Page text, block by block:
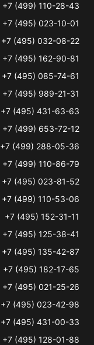
+7 (499) 110-28-43
+7 (495) 023-10-01
+7 (495) 032-08-22
+7 (495) 162-90-81
+7 (495) 085-74-61
+7 (495) 989-21-31
+7 (495) 431-63-63
+7 (499) 653-72-12
+7 (499) 288-05-36
+7 (499) 110-86-79
+7 (495) 023-81-52
+7 (499) 110-53-06
+7 (495) 152-31-11
+7 (495) 125-38-41
+7 (495) 135-42-87
+7 (495) 182-17-65
+7 (495) 021-25-26
+7 (495) 023-42-98
+7 (495) 431-00-33
+7 (495) 128-01-88